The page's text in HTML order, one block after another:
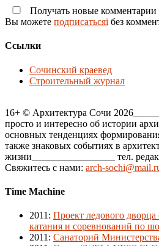
Получать новые комментарии
Вы можете подписатьсяi без
Ссылки
Сочинский краевед
Строительный журнал
16+ © Архитектура Сочи
просто и интересно об истории
основных тенденциях
также знаковых событиях в
жизни_________________ тел.
Свяжитесь с нами: arch-
Time Machine
2011 : Проект ледового
катания и соревнований по
2011 : Санаторий